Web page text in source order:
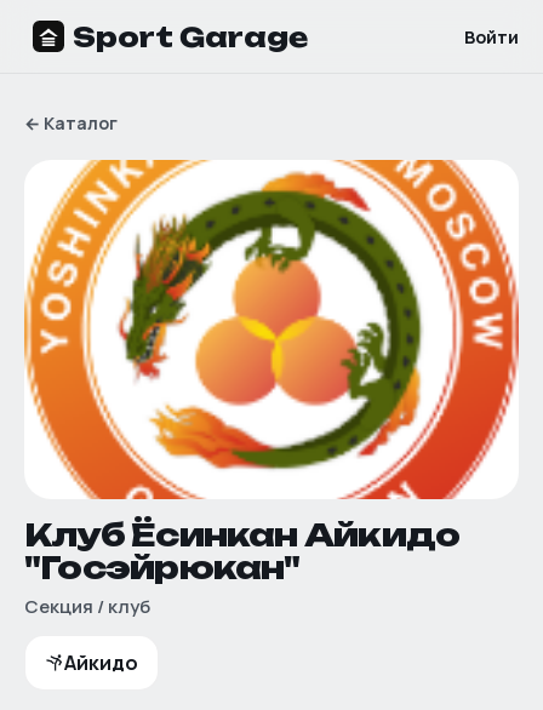
Sport Garage Войти
← Каталог
Клуб Ёсинкан Айкидо
"Госэйрюкан"
Секция / клуб
Айкидо